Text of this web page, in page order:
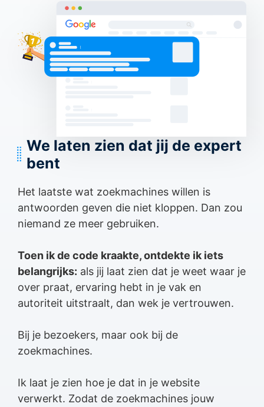
We laten zien dat jij de expert
bent
Het laatste wat zoekmachines willen is
antwoorden geven die niet kloppen. Dan zou
niemand ze meer gebruiken.
Toen ik de code kraakte, ontdekte ik iets
belangrijks: als jij laat zien dat je weet waar je
over praat, ervaring hebt in je vak en
autoriteit uitstraalt, dan wek je vertrouwen.
Bij je bezoekers, maar ook bij de
zoekmachines.
Ik laat je zien hoe je dat in je website
verwerkt. Zodat de zoekmachines jouw